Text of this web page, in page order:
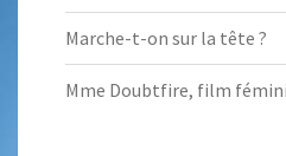
Marche-t-on sur la tête ?
Mme Doubtfire, film